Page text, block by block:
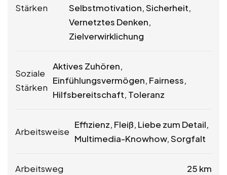
Stärken
Selbstmotivation, Sicherheit,
Vernetztes Denken,
Zielverwirklichung
Soziale
Stärken
Aktives Zuhören,
Einfühlungsvermögen, Fairness,
Hilfsbereitschaft, Toleranz
Arbeitsweise
Effizienz, Fleiß, Liebe zum Detail,
Multimedia-Knowhow, Sorgfalt
Arbeitsweg 25 km